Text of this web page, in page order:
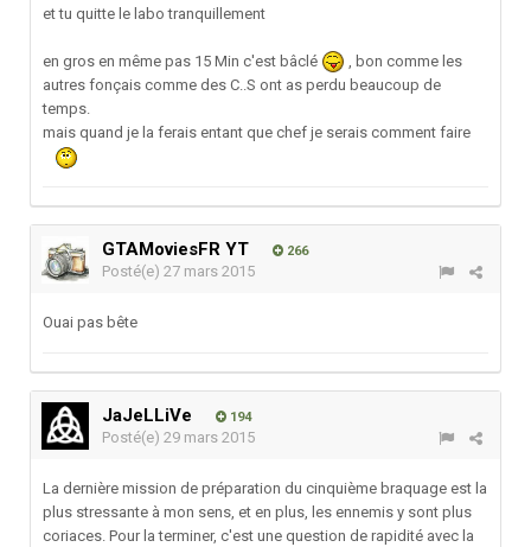
et tu quitte le labo tranquillement
en gros en même pas 15 Min c'est bâclé
, bon comme les
autres fonçais comme des C..S ont as perdu beaucoup de
temps.
mais quand je la ferais entant que chef je serais comment faire
GTAMoviesFR YT 266
Posté(e) 27 mars 2015
Ouai pas bête
JaJeLLiVe 194
Posté(e) 29 mars 2015
La dernière mission de préparation du cinquième braquage est la
plus stressante à mon sens, et en plus, les ennemis y sont plus
coriaces. Pour la terminer, c'est une question de rapidité avec la